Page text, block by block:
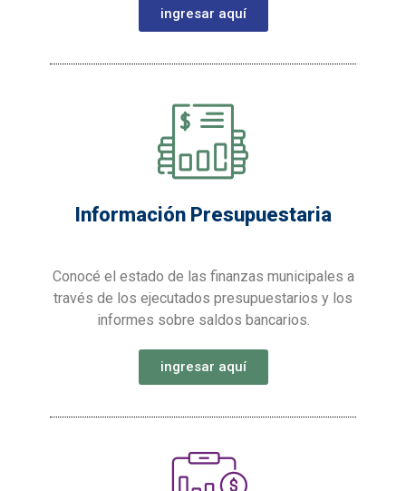
ingresar aquí
Información Presupuestaria​
Conocé el estado de las finanzas municipales a
través de los ejecutados presupuestarios y los
informes sobre saldos bancarios.
ingresar aquí